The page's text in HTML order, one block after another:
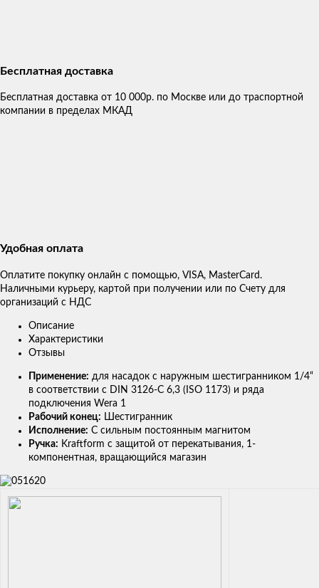
Бесплатная доставка
Бесплатная доставка от 10 000р. по Москве или до траспортной
компании в пределах МКАД
Удобная оплата
Оплатите покупку онлайн с помощью, VISA, MasterCard.
Наличными курьеру, картой при получении или по Счету для
организаций с НДС
Описание
Характеристики
Отзывы
Применение: для насадок с наружным шестигранником 1/4“
в соответствии с DIN 3126-C 6,3 (ISO 1173) и ряда
подключения Wera 1
Рабочий конец: Шестигранник
Исполнение: С сильным постоянным магнитом
Ручка: Kraftform с защитой от перекатывания, 1-
компонентная, вращающийся магазин